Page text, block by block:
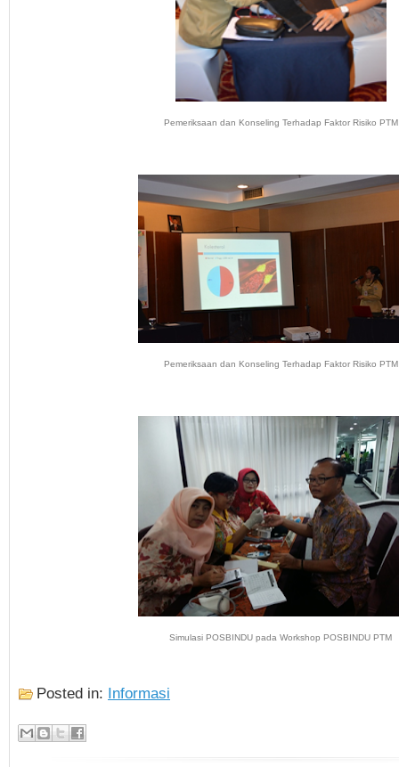
Pemeriksaan dan Konseling Terhadap Faktor Risiko PTM
Pemeriksaan dan Konseling Terhadap Faktor Risiko PTM
Simulasi POSBINDU pada Workshop POSBINDU PTM
Posted in: Informasi